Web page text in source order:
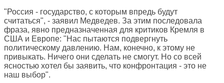
"Россия - государство, с которым впредь будут
считаться", - заявил Медведев. За этим последовала
фраза, явно предназначенная для критиков Кремля в
США и Европе: "Нас пытаются подвергнуть
политическому давлению. Нам, конечно, к этому не
привыкать. Ничего они сделать не смогут. Но со всей
ясностью хотел бы заявить, что конфронтация - это не
наш выбор".